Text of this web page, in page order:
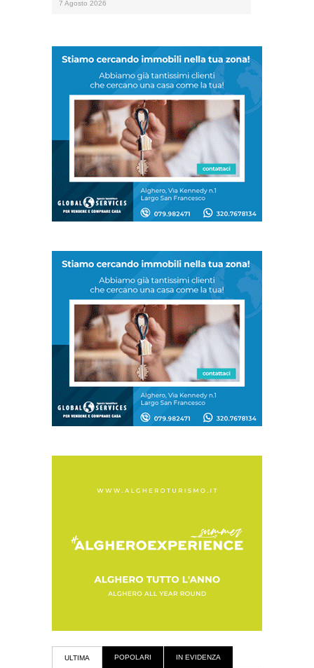
7 Agosto 2026
ULTIMA POPOLARI IN EVIDENZA